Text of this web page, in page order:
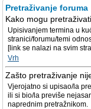
Pretraživanje foruma
Kako mogu
Upisivanjem termina u
stranici/forumu/temi
[link se nalazi na svim
Vrh
Zašto pretraživanje
Vjerojatno si upisao/la
ili si bio/la previše
naprednim pretražnikom.